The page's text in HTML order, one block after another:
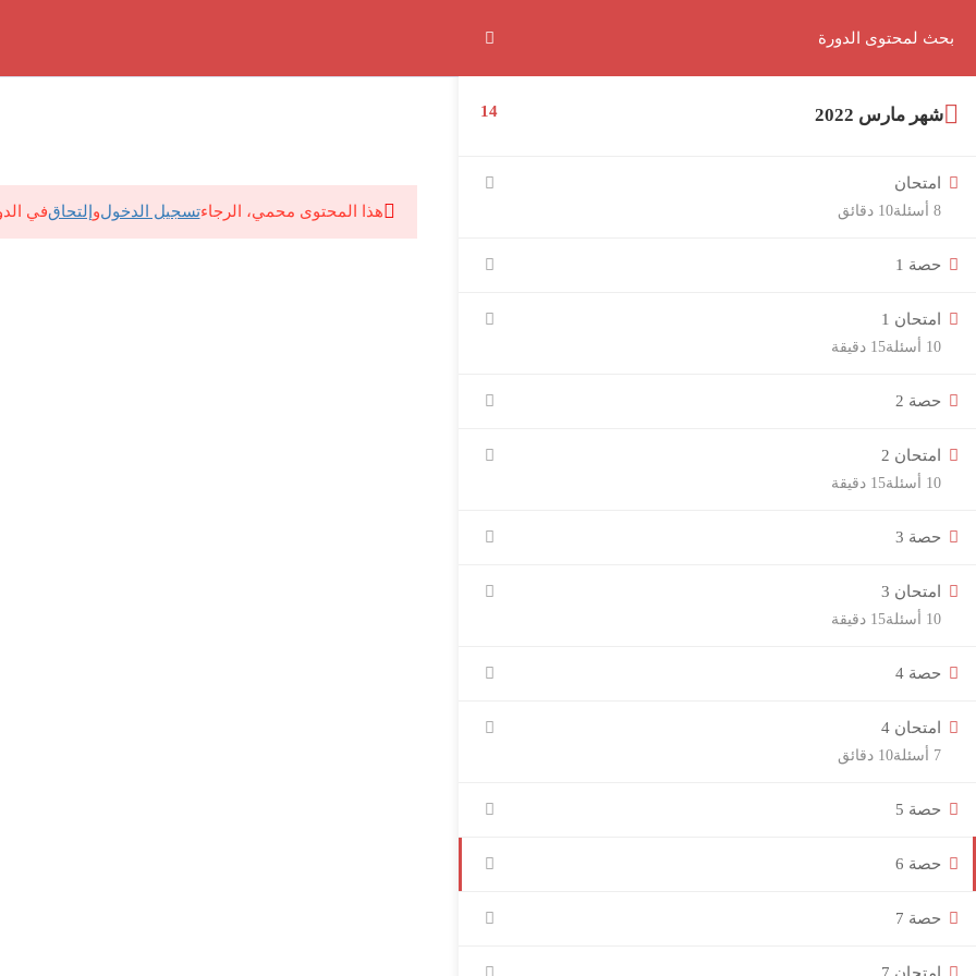
لديك سؤال؟ او عندك مشكله
الدورات شهر مارس 2022 14
امتحان
10 دقائق 8 أسئلة
حصة 1
امتحان 1
15 دقيقة 10 أسئلة
حصة 2
امتحان 2
15 دقيقة 10 أسئلة
حصة 3
امتحان 3
15 دقيقة 10 أسئلة
حصة 4
امتحان 4
10 دقائق 7 أسئلة
حصة 5
حصة 6
حصة 7
هذا المحتوى محمي، الرجاءتسجيل الدخولو إلتحاقفي